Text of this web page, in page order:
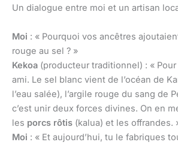
Un dialogue entre moi et un artisan
Moi : « Pourquoi vos ancêtres
rouge au sel ? »
Kekoa (producteur traditionnel) : «
ami. Le sel blanc vient de l’océan de
l’eau salée), l’argile rouge du sang de
c’est unir deux forces divines. On en
les porcs rôtis (kalua) et les offrandes.
Moi : « Et aujourd’hui, tu le fabriques